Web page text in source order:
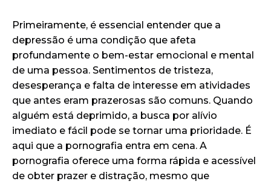
Primeiramente, é essencial entender que a
depressão é uma condição que afeta
profundamente o bem-estar emocional e mental
de uma pessoa. Sentimentos de tristeza,
desesperança e falta de interesse em atividades
que antes eram prazerosas são comuns. Quando
alguém está deprimido, a busca por alívio
imediato e fácil pode se tornar uma prioridade. É
aqui que a pornografia entra em cena. A
pornografia oferece uma forma rápida e acessível
de obter prazer e distração, mesmo que